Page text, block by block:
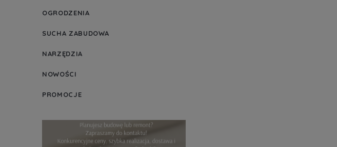
OGRODZENIA
SUCHA ZABUDOWA
NARZĘDZIA
NOWOŚCI
PROMOCJE